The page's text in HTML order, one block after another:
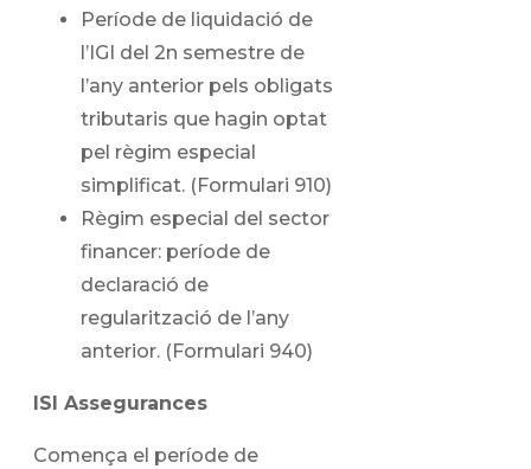
Període de liquidació de
l’IGI del 2n semestre de
l’any anterior pels obligats
tributaris que hagin optat
pel règim especial
simplificat. (Formulari 910)
Règim especial del sector
financer: període de
declaració de
regularització de l’any
anterior. (Formulari 940)
ISI Assegurances
Comença el període de